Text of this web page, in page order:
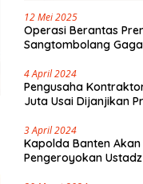
12 Mei 2025
Operasi Berantas
Sangtombolang
4 April 2024
Pengusaha
Juta Usai Dijanjikan
3 April 2024
Kapolda Banten
Pengeroyokan Ustadz